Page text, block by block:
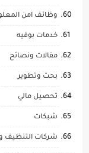
وظائف امن
خدمات بوفيه
مقالات ونصائح
بحث وتطوير
تحصيل مالي
شبكات
شركات التنظيف